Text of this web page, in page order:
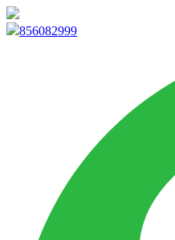
856082999